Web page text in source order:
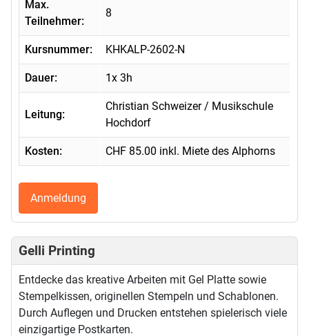
Max.
Teilnehmer:
8
Kursnummer: KHKALP-2602-N
Dauer: 1x 3h
Leitung:
Christian Schweizer / Musikschule
Hochdorf
Kosten: CHF 85.00 inkl. Miete des Alphorns
Anmeldung
Gelli Printing
Entdecke das kreative Arbeiten mit Gel Platte sowie
Stempelkissen, originellen Stempeln und Schablonen.
Durch Auflegen und Drucken entstehen spielerisch viele
einzigartige Postkarten.